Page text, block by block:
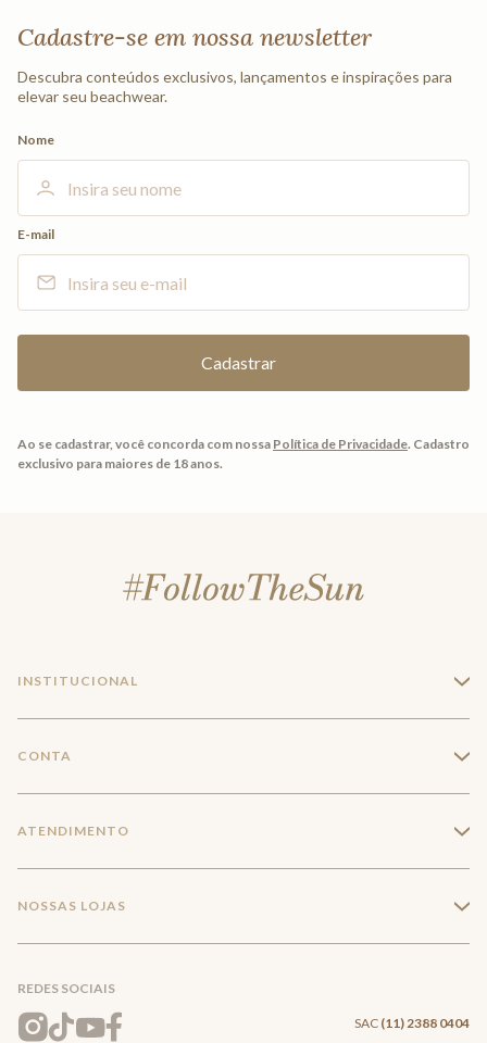
Cadastre-se em nossa newsletter
Descubra conteúdos exclusivos, lançamentos e inspirações para
elevar seu beachwear.
Nome
E-mail
Ao se cadastrar, você concorda com nossa Política de Privacidade. Cadastro
exclusivo para maiores de 18 anos.
INSTITUCIONAL +
Trabalhe conosco
Mapa do Site
CONTA +
Meus pedidos
Wishlist
ATENDIMENTO +
Entrega e Frete
NOSSAS LOJAS +
REDES SOCIAIS
SAC (11) 2388 0404